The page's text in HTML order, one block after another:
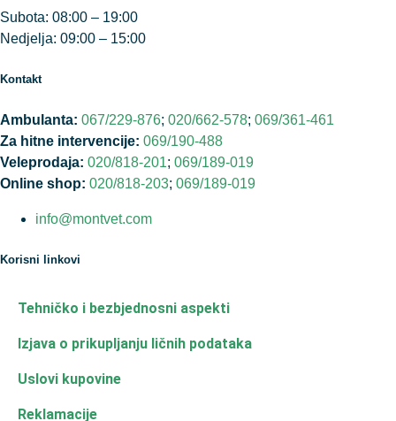
Subota: 08:00 – 19:00
Nedjelja: 09:00 – 15:00
Kontakt
Ambulanta: 067/229-876; 020/662-578; 069/361-461
Za hitne intervencije: 069/190-488
Veleprodaja: 020/818-201; 069/189-019
Online shop: 020/818-203; 069/189-019
info@montvet.com
Korisni linkovi
Tehničko i bezbjednosni aspekti
Izjava o prikupljanju ličnih podataka
Uslovi kupovine
Reklamacije